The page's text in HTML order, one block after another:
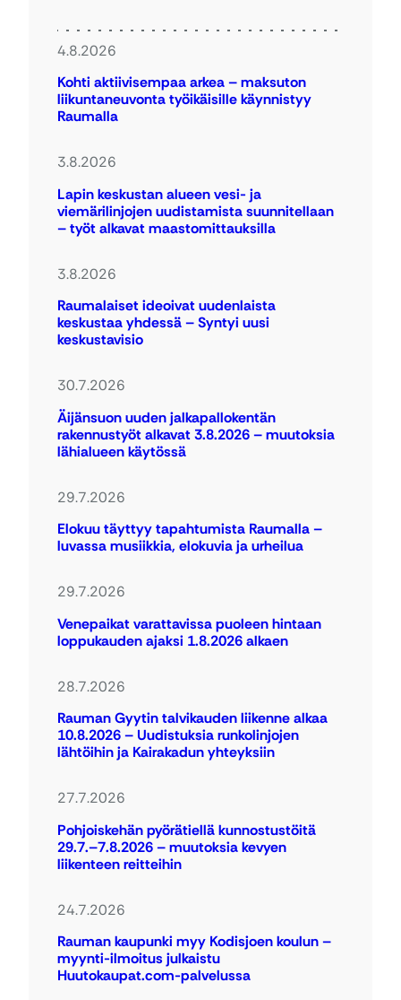
4.8.2026
Kohti aktiivisempaa arkea – maksuton
liikuntaneuvonta työikäisille käynnistyy
Raumalla
3.8.2026
Lapin keskustan alueen vesi- ja
viemärilinjojen uudistamista suunnitellaan
– työt alkavat maastomittauksilla
3.8.2026
Raumalaiset ideoivat uudenlaista
keskustaa yhdessä – Syntyi uusi
keskustavisio
30.7.2026
Äijänsuon uuden jalkapallokentän
rakennustyöt alkavat 3.8.2026 – muutoksia
lähialueen käytössä
29.7.2026
Elokuu täyttyy tapahtumista Raumalla –
luvassa musiikkia, elokuvia ja urheilua
29.7.2026
Venepaikat varattavissa puoleen hintaan
loppukauden ajaksi 1.8.2026 alkaen
28.7.2026
Rauman Gyytin talvikauden liikenne alkaa
10.8.2026 – Uudistuksia runkolinjojen
lähtöihin ja Kairakadun yhteyksiin
27.7.2026
Pohjoiskehän pyörätiellä kunnostustöitä
29.7.–7.8.2026 – muutoksia kevyen
liikenteen reitteihin
24.7.2026
Rauman kaupunki myy Kodisjoen koulun –
myynti-ilmoitus julkaistu
Huutokaupat.com-palvelussa